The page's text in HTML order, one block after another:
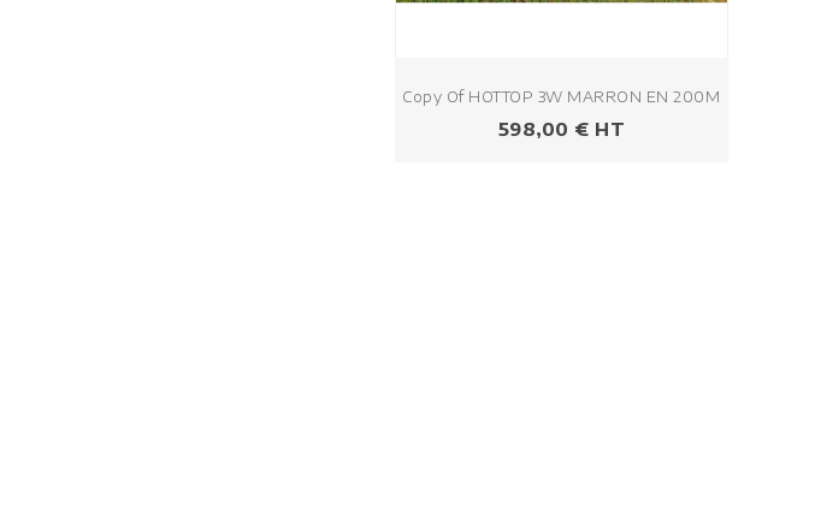
Copy Of HOTTOP 3W MARRON EN 200M
Prezzo
598,00 € HT